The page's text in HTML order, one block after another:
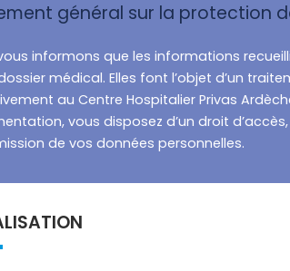
général sur la protection
informons que les informations
médical. Elles font l’objet d’un
au Centre Hospitalier Privas
vous disposez d’un droit
de vos données personnelles.